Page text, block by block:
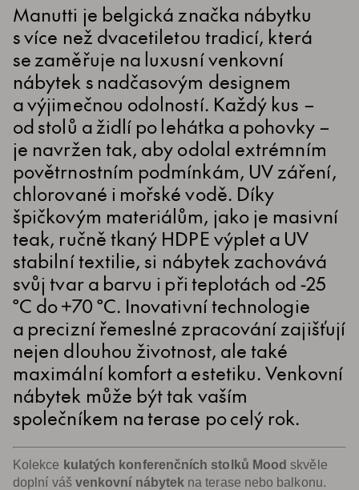
Manutti je belgická značka nábytku
s více než dvacetiletou tradicí, která
se zaměřuje na luxusní venkovní
nábytek s nadčasovým designem
a výjimečnou odolností. Každý kus –
od stolů a židlí po lehátka a pohovky –
je navržen tak, aby odolal extrémním
povětrnostním podmínkám, UV záření,
chlorované i mořské vodě. Díky
špičkovým materiálům, jako je masivní
teak, ručně tkaný HDPE výplet a UV
stabilní textilie, si nábytek zachovává
svůj tvar a barvu i při teplotách od -25
°C do +70 °C. Inovativní technologie
a precizní řemeslné zpracování zajišťují
nejen dlouhou životnost, ale také
maximální komfort a estetiku. Venkovní
nábytek může být tak vaším
společníkem na terase po celý rok.
Kolekce kulatých konferenčních stolků Mood skvěle
doplní váš venkovní nábytek na terase nebo balkonu.